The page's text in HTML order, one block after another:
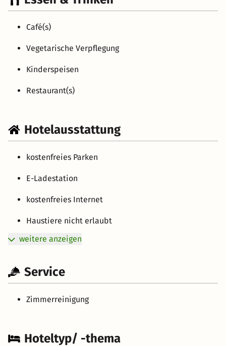
Café(s)
Vegetarische Verpflegung
Kinderspeisen
Restaurant(s)
Hotelausstattung
kostenfreies Parken
E-Ladestation
kostenfreies Internet
Haustiere nicht erlaubt
weitere anzeigen
Service
Zimmerreinigung
Hoteltyp/ -thema